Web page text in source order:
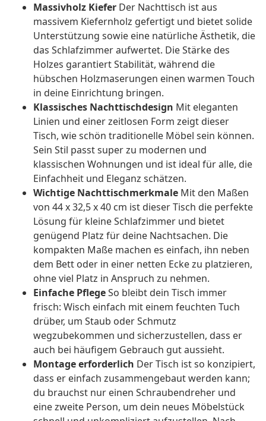
Massivholz Kiefer Der Nachttisch ist aus
massivem Kiefernholz gefertigt und bietet solide
Unterstützung sowie eine natürliche Ästhetik, die
das Schlafzimmer aufwertet. Die Stärke des
Holzes garantiert Stabilität, während die
hübschen Holzmaserungen einen warmen Touch
in deine Einrichtung bringen.
Klassisches Nachttischdesign Mit eleganten
Linien und einer zeitlosen Form zeigt dieser
Tisch, wie schön traditionelle Möbel sein können.
Sein Stil passt super zu modernen und
klassischen Wohnungen und ist ideal für alle, die
Einfachheit und Eleganz schätzen.
Wichtige Nachttischmerkmale Mit den Maßen
von 44 x 32,5 x 40 cm ist dieser Tisch die perfekte
Lösung für kleine Schlafzimmer und bietet
genügend Platz für deine Nachtsachen. Die
kompakten Maße machen es einfach, ihn neben
dem Bett oder in einer netten Ecke zu platzieren,
ohne viel Platz in Anspruch zu nehmen.
Einfache PflegeSo bleibt dein Tisch immer
frisch: Wisch einfach mit einem feuchten Tuch
drüber, um Staub oder Schmutz
wegzubekommen und sicherzustellen, dass er
auch bei häufigem Gebrauch gut aussieht.
Montage erforderlich Der Tisch ist so konzipiert,
dass er einfach zusammengebaut werden kann;
du brauchst nur einen Schraubendreher und
eine zweite Person, um dein neues Möbelstück